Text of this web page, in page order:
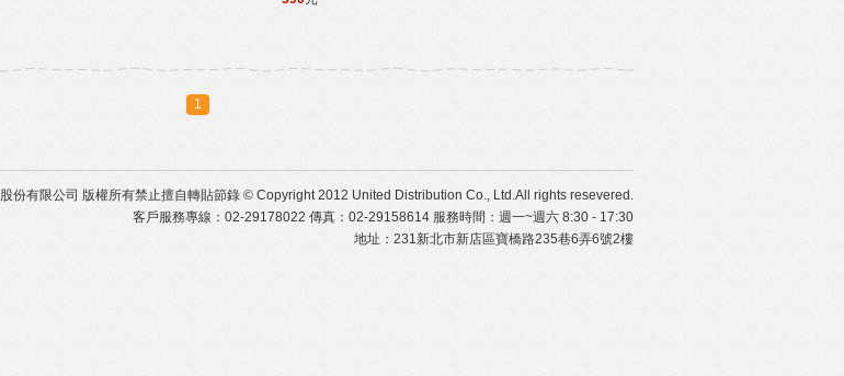
1
份有限公司 版權所有禁止擅自轉貼節錄 © Copyright 2012 United Distribution Co., Ltd.All rights resevered.
客戶服務專線：02-29178022 傳真：02-29158614 服務時間：週一~週六 8:30 - 17:30
地址：231新北市新店區寶橋路235巷6弄6號2樓